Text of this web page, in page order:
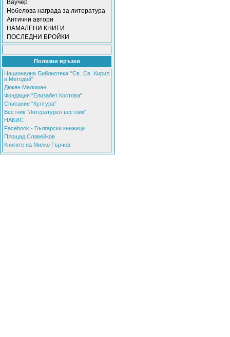
Ваучер
Нобелова награда за литература
Антични автори
НАМАЛЕНИ КНИГИ
ПОСЛЕДНИ БРОЙКИ
Полезни връзки
Национална Библиотека "Св. Св. Кирил
и Методий"
Дюкян Меломан
Фондация "Елизабет Костова"
Списание "Култура"
Вестник "Литературен вестник"
НАБИС
Facebook - Български книжици
Площад Славейков
Книгите на Милко Гърчев